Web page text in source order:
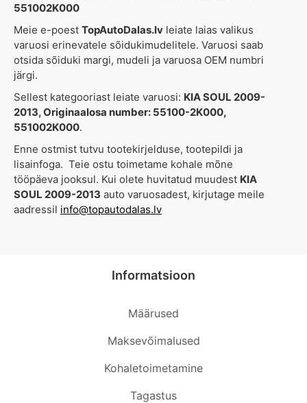
551002K000
Meie e-poest TopAutoDalas.lv leiate laias valikus
varuosi erinevatele sõidukimudelitele. Varuosi saab
otsida sõiduki margi, mudeli ja varuosa OEM numbri
järgi.
Sellest kategooriast leiate varuosi: KIA SOUL 2009-
2013, Originaalosa number: 55100-2K000,
551002K000.
Enne ostmist tutvu tootekirjelduse, tootepildi ja
lisainfoga. Teie ostu toimetame kohale mõne
tööpäeva jooksul. Kui olete huvitatud muudest KIA
SOUL 2009-2013 auto varuosadest, kirjutage meile
aadressil info@topautodalas.lv
Informatsioon
Määrused
Maksevõimalused
Kohaletoimetamine
Tagastus